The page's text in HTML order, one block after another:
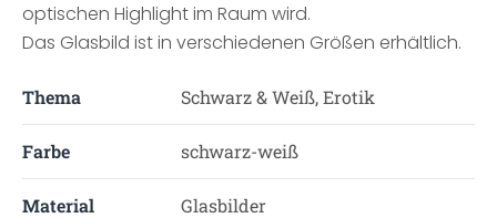
optischen Highlight im Raum wird.
Das Glasbild ist in verschiedenen Größen erhältlich.
Thema Schwarz & Weiß, Erotik
Farbe schwarz-weiß
Material Glasbilder